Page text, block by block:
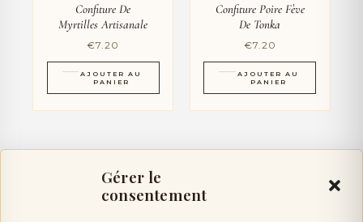
Gérer le
consentement
Confiture De
Myrtilles Artisanale
€7.20
AJOUTER AU
PANIER
Confiture Poire Fève
De Tonka
€7.20
AJOUTER AU
PANIER